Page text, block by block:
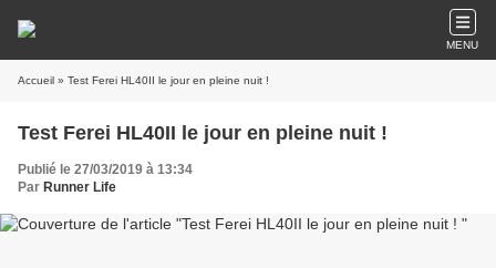
MENU
Accueil » Test Ferei HL40II le jour en pleine nuit !
Test Ferei HL40II le jour en pleine nuit !
Publié le 27/03/2019 à 13:34
Par Runner Life